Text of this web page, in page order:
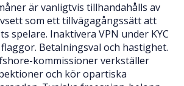
är vanligtvis tillhandahålls av
som ett tillvägagångssätt att
spelare. Inaktivera VPN under KYC
Betalningsval och hastighet.
kommissioner verkställer
och kör opartiska